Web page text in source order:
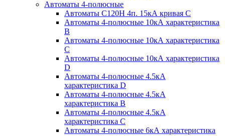
Автоматы 4-полюсные
Автоматы С120H 4п. 15кА кривая C
Автоматы 4-полюсные 10кА характеристика
B
Автоматы 4-полюсные 10кА характеристика
C
Автоматы 4-полюсные 10кА характеристика
D
Автоматы 4-полюсные 4.5кА
характеристика D
Автоматы 4-полюсные 4.5кА
характеристика В
Автоматы 4-полюсные 4.5кА
характеристика С
Автоматы 4-полюсные 6кА характеристика